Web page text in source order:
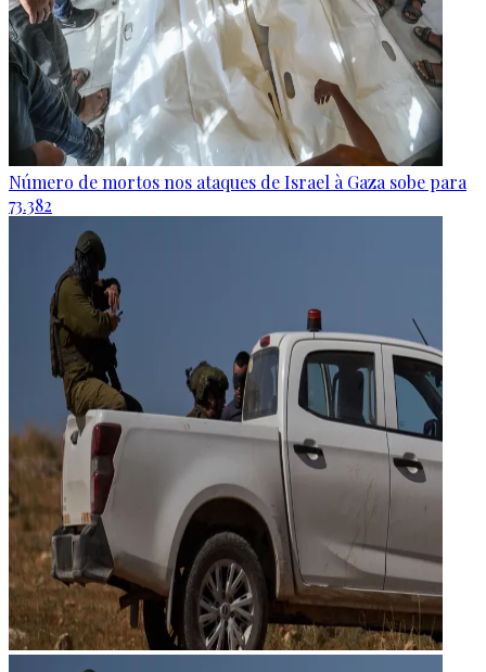
Número de mortos nos ataques de Israel à Gaza sobe para
73.382